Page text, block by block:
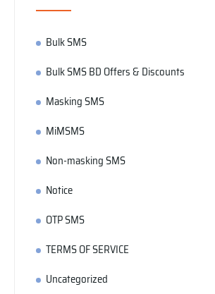
Bulk SMS
Bulk SMS BD Offers & Discounts
Masking SMS
MiMSMS
Non-masking SMS
Notice
OTP SMS
TERMS OF SERVICE
Uncategorized